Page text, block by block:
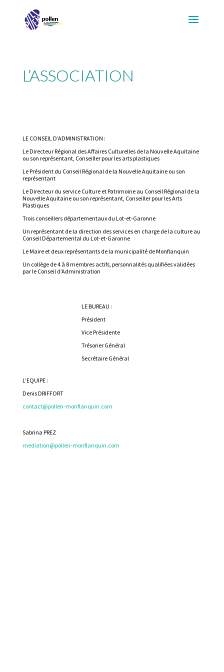
L’ASSOCIATION
LE CONSEIL D’ADMINISTRATION :
Le Directeur Régional des Affaires Culturelles de la Nouvelle Aquitaine
ou son représentant, Conseiller pour les arts plastiques
Le Président du Conseil Régional de la Nouvelle Aquitaine ou son
représentant
Le Directeur du service Culture et Patrimoine au Conseil Régional de la
Nouvelle Aquitaine ou son représentant, Conseiller pour les Arts
Plastiques
Trois conseillers départementaux du Lot-et-Garonne
Un représentant de la direction des services en charge de la culture au
Conseil Départemental du Lot-et-Garonne
Le Maire et deux représentants de la municipalité de Monflanquin
Un collège de 4 à 8 membres actifs, personnalités qualifiées validées
par le Conseil d’Administration
LE BUREAU :
Président
Vice Présidente
Trésorier Général
Secrétaire Général
L’EQUIPE :
Denis DRIFFORT
contact@pollen-monflanquin.com
Sabrina PREZ
mediation@pollen-monflanquin.com